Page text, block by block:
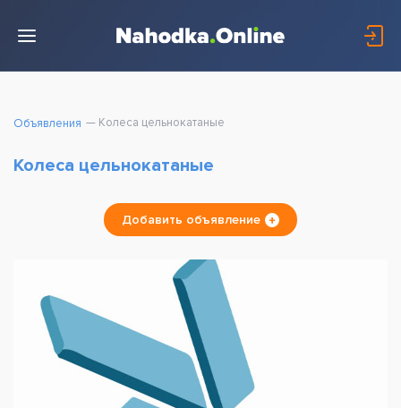
Объявления Колеса цельнокатаные
Колеса цельнокатаные
Добавить объявление